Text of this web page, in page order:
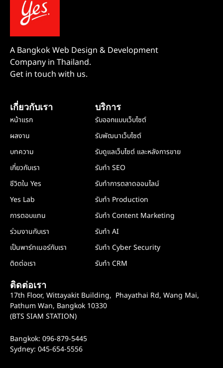
A Bangkok Web Design & Development
Company in Thailand.
Get in touch with us.
เกี่ยวกับเรา
หน้าแรก
ผลงาน
บทความ
เกี่ยวกับเรา
ชีวิตใน Yes
Yes Lab
การตอบแทน
ร่วมงานกับเรา
เป็นพาร์ทเนอร์กับเรา
ติดต่อเรา
บริการ
รับออกแบบเว็บไซต์
รับพัฒนาเว็บไซต์
รับดูแลเว็บไซต์ และหลังการขาย
รับทำ SEO
รับทำการตลาดออนไลน์
รับทำ Production
รับทำ Content Marketing
รับทำ AI
รับทำ Cyber Security
รับทำ CRM
ติดต่อเรา
17th Floor, Wittayakit Building, Phayathai Rd, Wang Mai,
Pathum Wan, Bangkok 10330
(BTS SIAM STATION)
Bangkok: 096-879-5445
Sydney: 045-654-5556